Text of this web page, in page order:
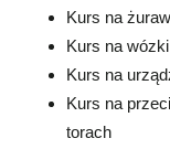
Kurs na
Kurs na wózki
Kurs na
Kurs na
torach